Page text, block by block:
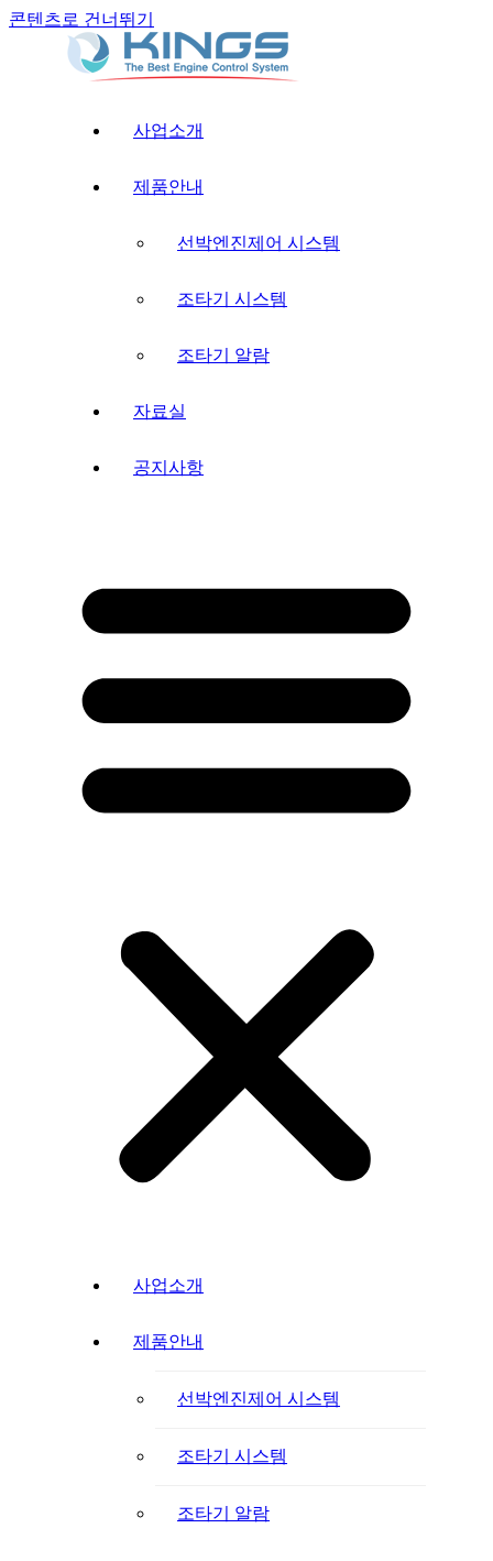
콘텐츠로 건너뛰기
사업소개
제품안내
선박엔진제어 시스템
조타기 시스템
조타기 알람
자료실
공지사항
사업소개
제품안내
선박엔진제어 시스템
조타기 시스템
조타기 알람